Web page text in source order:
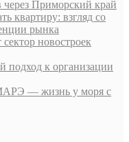
через Приморский край
квартиру: взгляд со
рынка
новостроек
к организации
— жизнь у моря с